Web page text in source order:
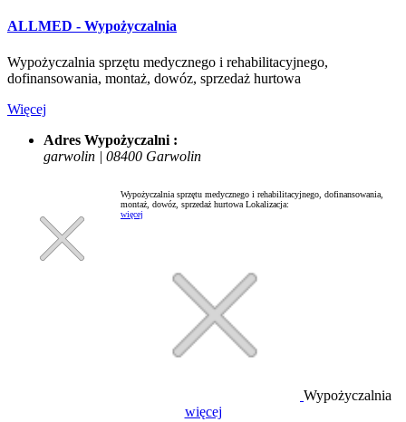
ALLMED - Wypożyczalnia
Wypożyczalnia sprzętu medycznego i rehabilitacyjnego,
dofinansowania, montaż, dowóz, sprzedaż hurtowa
Więcej
Adres Wypożyczalni :
garwolin | 08400 Garwolin
Wypożyczalnia sprzętu medycznego i rehabilitacyjnego, dofinansowania,
montaż, dowóz, sprzedaż hurtowa Lokalizacja:
więcej
Wypożyczalnia
więcej